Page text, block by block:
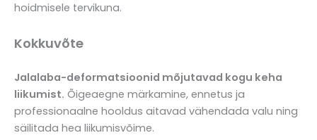
hoidmisele tervikuna.
Kokkuvõte
Jalalaba-deformatsioonid mõjutavad kogu keha
liikumist. Õigeaegne märkamine, ennetus ja
professionaalne hooldus aitavad vähendada valu ning
säilitada hea liikumisvõime.